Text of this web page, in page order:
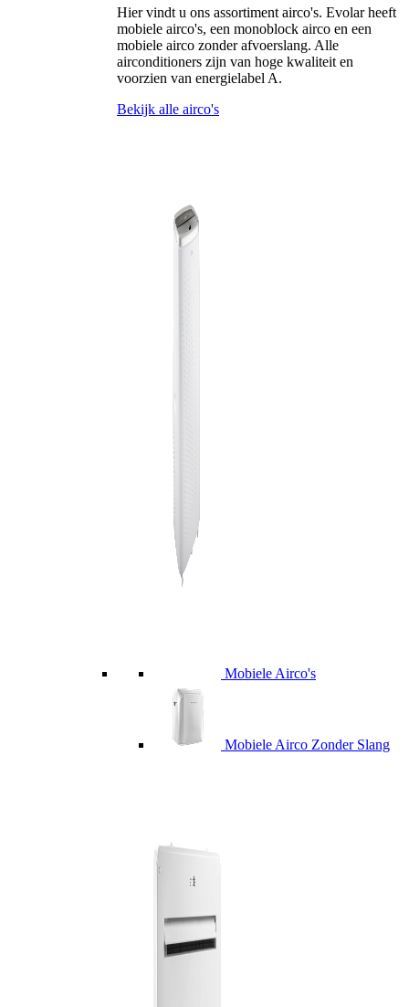
Hier vindt u ons assortiment airco's. Evolar heeft
mobiele airco's, een monoblock airco en een
mobiele airco zonder afvoerslang. Alle
airconditioners zijn van hoge kwaliteit en
voorzien van energielabel A.
Bekijk alle airco's
Mobiele Airco's
Mobiele Airco Zonder Slang